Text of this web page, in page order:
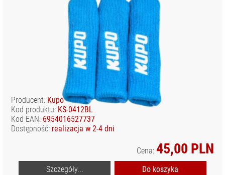
Producent: Kupo
Kod produktu: KS-0412BL
Kod EAN: 6954016527737
Dostępność: realizacja w 2-4 dni
Cena: 45,00 PLN
Szczegóły... Do koszyka